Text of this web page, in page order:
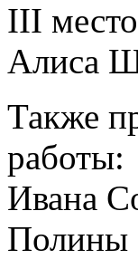
III
Алиса
Также
работы:
Ивана
Полины